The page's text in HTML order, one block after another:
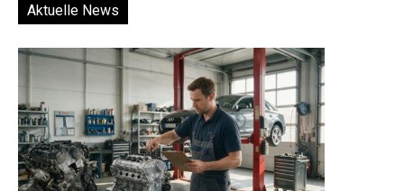
Aktuelle News